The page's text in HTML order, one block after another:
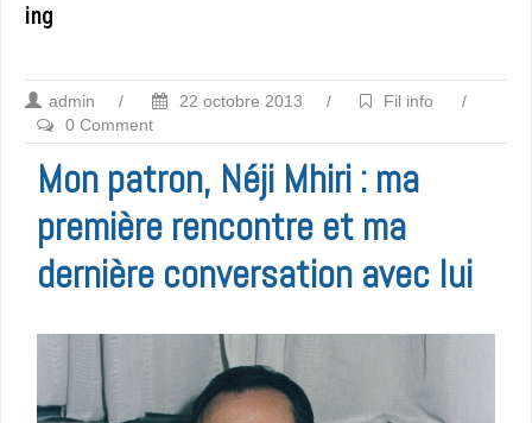
ing
admin / 22 octobre 2013 / Fil info
/
0 Comment
Mon patron, Néji Mhiri : ma
première rencontre et ma
dernière conversation avec lui